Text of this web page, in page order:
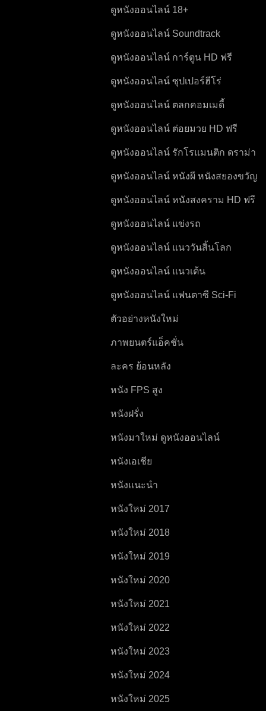
ดูหนังออนไลน์ 18+
ดูหนังออนไลน์ Soundtrack
ดูหนังออนไลน์ การ์ตูน HD ฟรี
ดูหนังออนไลน์ ซุปเปอร์ฮีโร่
ดูหนังออนไลน์ ตลกคอมเมดี้
ดูหนังออนไลน์ ต่อยมวย HD ฟรี
ดูหนังออนไลน์ รักโรแมนติก ดราม่า
ดูหนังออนไลน์ หนังผี หนังสยองขวัญ
ดูหนังออนไลน์ หนังสงคราม HD ฟรี
ดูหนังออนไลน์ แข่งรถ
ดูหนังออนไลน์ แนววันสิ้นโลก
ดูหนังออนไลน์ แนวเต้น
ดูหนังออนไลน์ แฟนตาซี Sci-Fi
ตัวอย่างหนังใหม่
ภาพยนตร์แอ็คชั่น
ละคร ย้อนหลัง
หนัง FPS สูง
หนังฝรั่ง
หนังมาใหม่ ดูหนังออนไลน์
หนังเอเชีย
หนังแนะนำ
หนังใหม่ 2017
หนังใหม่ 2018
หนังใหม่ 2019
หนังใหม่ 2020
หนังใหม่ 2021
หนังใหม่ 2022
หนังใหม่ 2023
หนังใหม่ 2024
หนังใหม่ 2025